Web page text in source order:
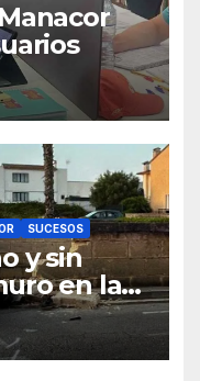
SUCESOS
y sin
en la
y